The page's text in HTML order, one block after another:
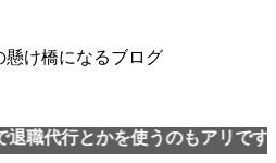
懸け橋になるブログ
かを使うのもアリですよ。